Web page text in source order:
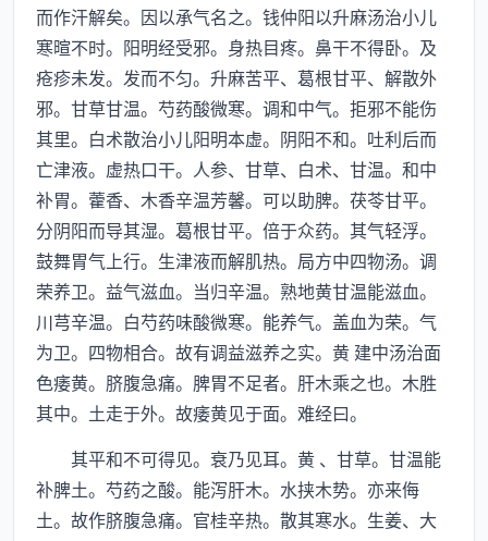
而作汗解矣。因以承气名之。钱仲阳以升麻汤治小儿
寒暄不时。阳明经受邪。身热目疼。鼻干不得卧。及
疮疹未发。发而不匀。升麻苦平、葛根甘平、解散外
邪。甘草甘温。芍药酸微寒。调和中气。拒邪不能伤
其里。白术散治小儿阳明本虚。阴阳不和。吐利后而
亡津液。虚热口干。人参、甘草、白术、甘温。和中
补胃。藿香、木香辛温芳馨。可以助脾。茯苓甘平。
分阴阳而导其湿。葛根甘平。倍于众药。其气轻浮。
鼓舞胃气上行。生津液而解肌热。局方中四物汤。调
荣养卫。益气滋血。当归辛温。熟地黄甘温能滋血。
川芎辛温。白芍药味酸微寒。能养气。盖血为荣。气
为卫。四物相合。故有调益滋养之实。黄 建中汤治面
色痿黄。脐腹急痛。脾胃不足者。肝木乘之也。木胜
其中。土走于外。故痿黄见于面。难经曰。
其平和不可得见。衰乃见耳。黄 、甘草。甘温能
补脾土。芍药之酸。能泻肝木。水挟木势。亦来侮
土。故作脐腹急痛。官桂辛热。散其寒水。生姜、大